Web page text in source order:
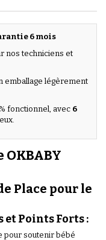
6 mois
nos techniciens et
emballage légèrement
fonctionnel, avec 6
Place pour le
Points Forts :
pour soutenir bébé